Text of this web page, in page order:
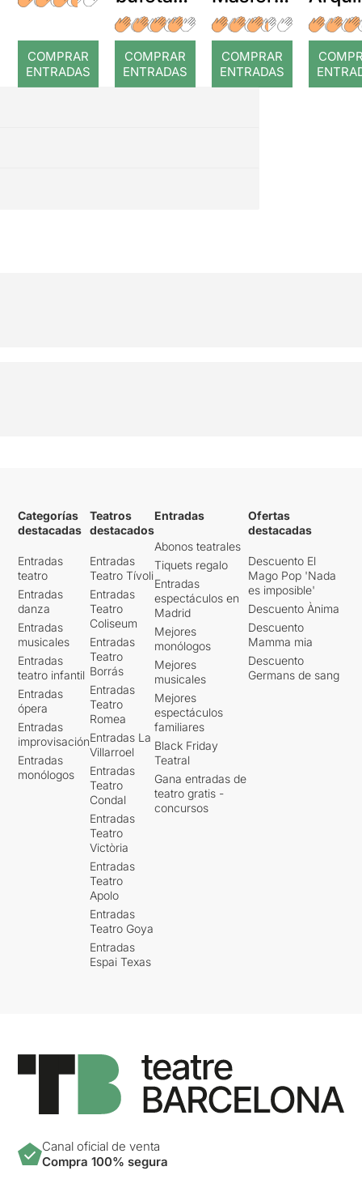
COMPRAR
ENTRADAS
a temps
COMPRAR
ENTRADAS
r: Temps
COMPRAR
ENTRADAS
:
Categorías
destacadas
Entradas
teatro
Entradas
danza
Entradas
musicales
Entradas
teatro infantil
Entradas
ópera
Entradas
improvisación
Entradas
monólogos
Teatros
destacados
Entradas
Teatro Tívoli
Entradas
Teatro
Coliseum
Entradas
Teatro
Borrás
Entradas
Teatro
Romea
Entradas La
Villarroel
Entradas
Teatro
Condal
Entradas
Teatro
Victòria
Entradas
Teatro
Apolo
Entradas
Teatro Goya
Entradas
Espai Texas
Entradas
Abonos teatrales
Tiquets regalo
Entradas
espectáculos en
Madrid
Mejores
monólogos
Mejores
musicales
Mejores
espectáculos
familiares
Black Friday
Teatral
Gana entradas de
teatro gratis -
concursos
Ofertas
destacadas
Descuento El
Mago Pop 'Nada
es imposible'
Descuento Ànima
Descuento
Mamma mia
Descuento
Germans de sang
Canal oficial de venta
Compra 100% segura